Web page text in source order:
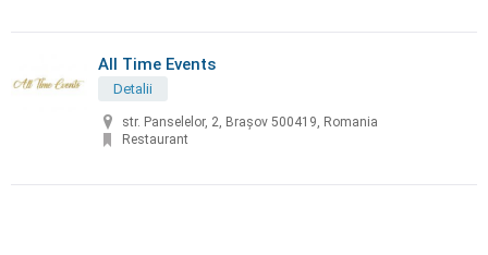
All Time Events
Detalii
str. Panselelor, 2, Brașov 500419, Romania
Restaurant